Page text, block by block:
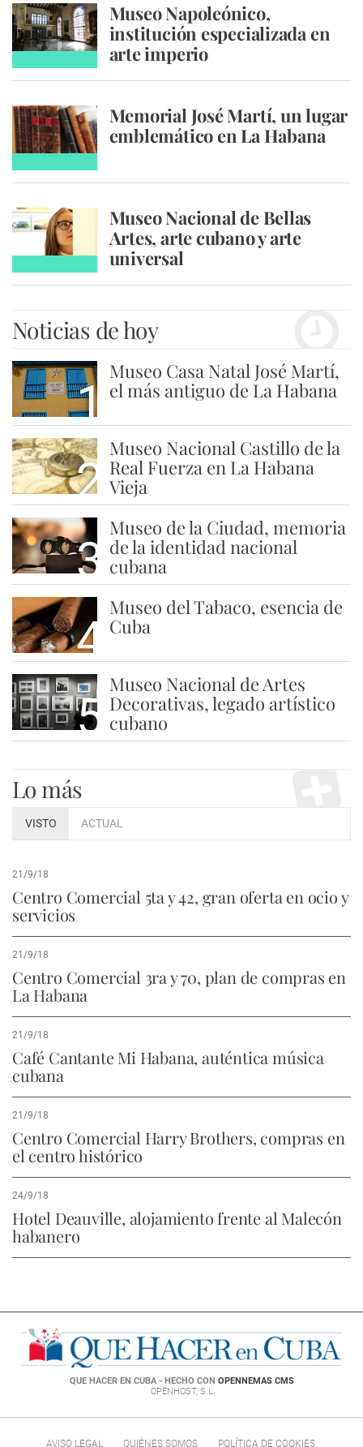
Museo Napoleónico,
institución especializada en
arte imperio
Memorial José Martí, un lugar
emblemático en La Habana
Museo Nacional de Bellas
Artes, arte cubano y arte
universal
Noticias de hoy
1
Museo Casa Natal José Martí,
el más antiguo de La Habana
2
Museo Nacional Castillo de la
Real Fuerza en La Habana
Vieja
3
Museo de la Ciudad, memoria
de la identidad nacional
cubana
4
Museo del Tabaco, esencia de
Cuba
5
Museo Nacional de Artes
Decorativas, legado artístico
cubano
Lo más
VISTO ACTUAL
21/9/18
Centro Comercial 5ta y 42, gran oferta en ocio y
servicios
21/9/18
Centro Comercial 3ra y 70, plan de compras en
La Habana
21/9/18
Café Cantante Mi Habana, auténtica música
cubana
21/9/18
Centro Comercial Harry Brothers, compras en
el centro histórico
24/9/18
Hotel Deauville, alojamiento frente al Malecón
habanero
QUE HACER EN CUBA - HECHO CON OPENNEMAS CMS
OPENHOST, S.L.
AVISO LEGAL QUIÉNES SOMOS POLÍTICA DE COOKIES